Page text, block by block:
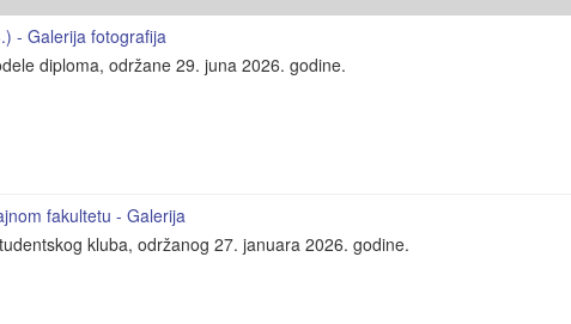
- Galerija fotografija
diploma, održane 29. juna 2026. godine.
fakultetu - Galerija
kluba, održanog 27. januara 2026. godine.